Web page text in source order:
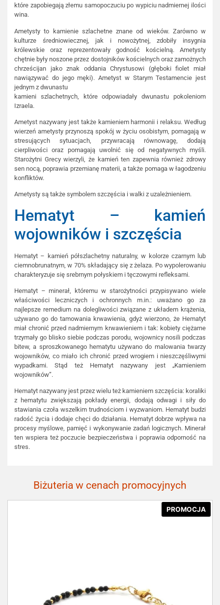
które zapobiegają złemu samopoczuciu po wypiciu nadmiernej ilości
wina.
Ametysty to kamienie szlachetne znane od wieków. Zarówno w
kulturze średniowiecznej, jak i nowożytnej, zdobiły insygnia
królewskie oraz reprezentowały godność kościelną. Ametysty
chętnie były noszone przez dostojników kościelnych oraz zamożnych
chrześcijan jako znak oddania Chrystusowi (głęboki fiolet miał
nawiązywać do jego męki). Ametyst w Starym Testamencie jest
jednym z dwunastu
kamieni szlachetnych, które odpowiadały dwunastu pokoleniom
Izraela.
Ametyst nazywany jest także kamieniem harmonii i relaksu. Według
wierzeń ametysty przynoszą spokój w życiu osobistym, pomagają w
stresujących sytuacjach, przywracają równowagę, dodają
cierpliwości oraz pomagają uwolnić się od negatywnych myśli.
Starożytni Grecy wierzyli, że kamień ten zapewnia również zdrowy
sen nocą, poprawia przemianę materii, a także pomaga w łagodzeniu
konfliktów.
Ametysty są także symbolem szczęścia i walki z uzależnieniem.
Hematyt – kamień
wojowników i szczęścia
Hematyt – kamień półszlachetny naturalny, w kolorze czarnym lub
ciemnobrunatnym, w 70% składający się z żelaza. Po wypolerowaniu
charakteryzuje się srebrnym połyskiem i tęczowymi refleksami.
Hematyt – minerał, któremu w starożytności przypisywano wiele
właściwości leczniczych i ochronnych m.in.: uważano go za
najlepsze remedium na dolegliwości związane z układem krążenia,
używano go do tamowania krwawienia, gdyż wierzono, że Hematyt
miał chronić przed nadmiernym krwawieniem i tak: kobiety ciężarne
trzymały go blisko siebie podczas porodu, wojownicy nosili podczas
bitew, a sproszkowanego hematytu używano do malowania twarzy
wojowników, co miało ich chronić przed wrogiem i nieszczęśliwymi
wypadkami. Stąd też Hematyt nazywany jest „Kamieniem
wojowników”.
Hematyt nazywany jest przez wielu też kamieniem szczęścia: koraliki
z hematytu zwiększają pokłady energii, dodają odwagi i siły do
stawiania czoła wszelkim trudnościom i wyzwaniom. Hematyt budzi
radość życia i dodaje chęci do działania. Hematyt dobrze wpływa na
procesy myślowe, pamięć i wykonywanie zadań logicznych. Minerał
ten wspiera też poczucie bezpieczeństwa i poprawia odporność na
stres.
Biżuteria w cenach promocyjnych
PROMOCJA